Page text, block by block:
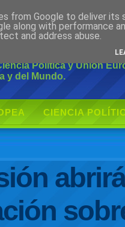
Política y Unión
y del Mundo.
CIENCIA
from Google to deliver its
along with performance
and address abuse.